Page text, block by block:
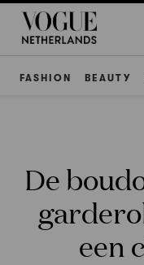
FASHION BEAUTY
De
een